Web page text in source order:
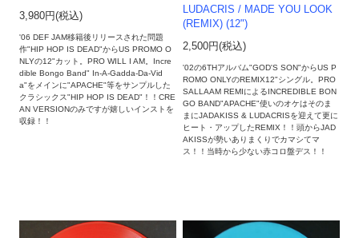
3,980円(税込)
'06 DEF JAM移籍後リリースされた問題
作"HIP HOP IS DEAD"からUS PROMO O
NLYの12"カット。PRO WILL I AM。Incre
dible Bongo Band" In-A-Gadda-Da-Vid
a"をメインに"APACHE"等をサンプルした
クラシックス"HIP HOP IS DEAD"！！CRE
AN VERSIONのみですが嬉しいインストを
収録！！
LUDACRIS / MADE YOU LOOK
(REMIX) (12")
2,500円(税込)
'02の6THアルバム"GOD'S SON"からUS P
ROMO ONLYのREMIX12"シングル。PRO
SALLAAM REMIによるINCREDIBLE BON
GO BAND"APACHE"使いのオケはそのま
まにJADAKISS & LUDACRISを迎えて更に
ヒート・アップしたREMIX！！頭からJAD
AKISSが勢いありまくりでカマシてマ
ス！！当時から少ない赤コロ盤デス！！